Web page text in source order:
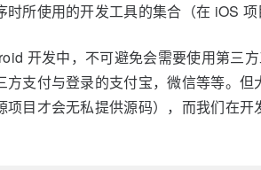
时所使用的开发工具的集合（在 iOS
开发中，不可避免会需要使用第三
方支付与登录的支付宝，微信等等。
项目才会无私提供源码），而我们在